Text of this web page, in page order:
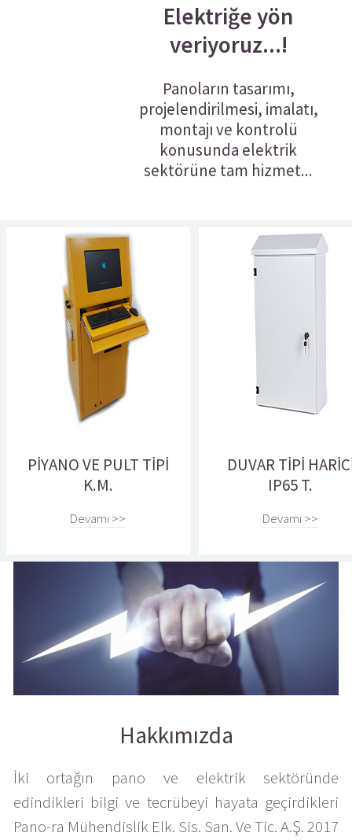
Elektriğe yön
veriyoruz...!
Panoların tasarımı,
projelendirilmesi, imalatı,
montajı ve kontrolü
konusunda elektrik
sektörüne tam hizmet...
PİYANO VE PULT TİPİ
K.M.
Devamı >>
DUVAR TİPİ
IP65 T.
Devamı >>
Hakkımızda
İki ortağın pano ve elektrik sektöründe
edindikleri bilgi ve tecrübeyi hayata geçirdikleri
Pano-ra Mühendislik Elk. Sis. San. Ve Tic. A.Ş. 2017